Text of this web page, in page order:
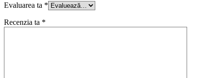
Evaluarea ta *
Recenzia ta *